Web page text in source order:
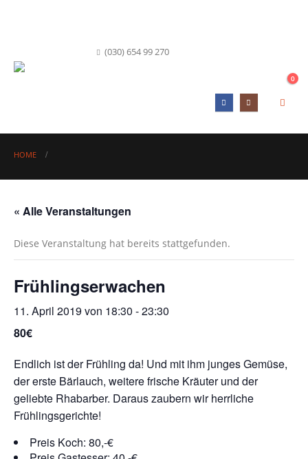
(030) 654 99 270
0
HOME
« Alle Veranstaltungen
Diese Veranstaltung hat bereits stattgefunden.
Frühlingserwachen
11. April 2019 von 18:30 -23:30
80€
Endlich ist der Frühling da! Und mit ihm junges Gemüse,
der erste Bärlauch, weitere frische Kräuter und der
geliebte Rhabarber. Daraus zaubern wir herrliche
Frühlingsgerichte!
Preis Koch: 80,-€